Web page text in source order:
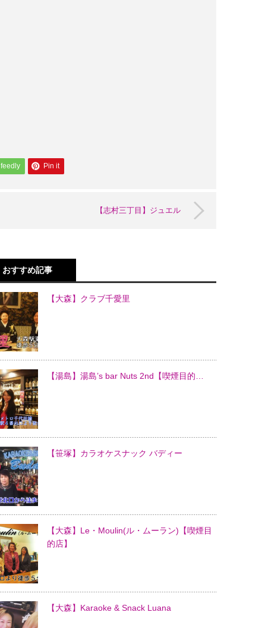
feedly Pin it
【志村三丁目】ジュエル
おすすめ記事
【大森】クラブ千愛里
【湯島】湯島’s bar Nuts 2nd【喫煙目的…
【笹塚】カラオケスナック バディー
【大森】Le・Moulin(ル・ムーラン)【喫煙目
的店】
【大森】Karaoke & Snack Luana